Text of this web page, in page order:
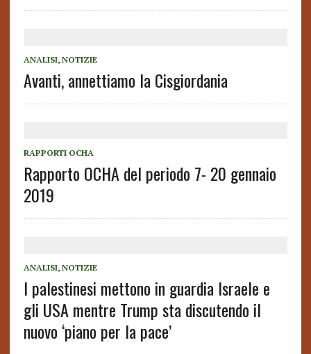
ANALISI, NOTIZIE
Avanti, annettiamo la Cisgiordania
RAPPORTI OCHA
Rapporto OCHA del periodo 7- 20 gennaio
2019
ANALISI, NOTIZIE
I palestinesi mettono in guardia Israele e
gli USA mentre Trump sta discutendo il
nuovo ‘piano per la pace’